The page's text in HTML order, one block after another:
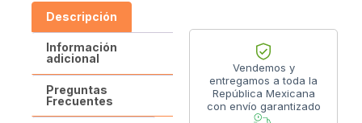
Descripción
Información
adicional
Preguntas
Frecuentes
Vendemos y
entregamos a toda la
República Mexicana
con envío garantizado